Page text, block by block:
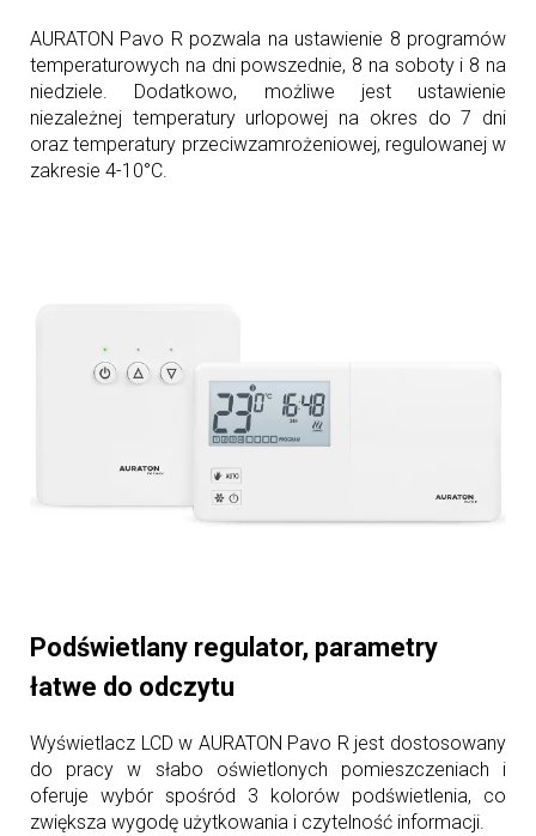
AURATON Pavo R pozwala na ustawienie 8 programów
temperaturowych na dni powszednie, 8 na soboty i 8 na
niedziele. Dodatkowo, możliwe jest ustawienie
niezależnej temperatury urlopowej na okres do 7 dni
oraz temperatury przeciwzamrożeniowej, regulowanej w
zakresie 4-10°C.
Podświetlany regulator, parametry
łatwe do odczytu
Wyświetlacz LCD w AURATON Pavo R jest dostosowany
do pracy w słabo oświetlonych pomieszczeniach i
oferuje wybór spośród 3 kolorów podświetlenia, co
zwiększa wygodę użytkowania i czytelność informacji.